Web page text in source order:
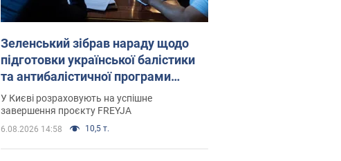
Зеленський зібрав нараду щодо
підготовки української балістики
та антибалістичної програми
FREYJA: які рішення готуються
У Києві розраховують на успішне
завершення проєкту FREYJA
6.08.2026 14:58 10,5 т.